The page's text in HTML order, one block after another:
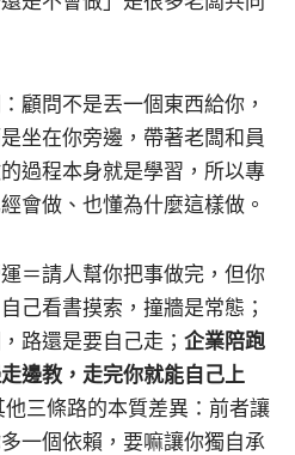
顧問不是丟一個東西給你，
坐在你旁邊，帶著老闆和員
過程本身就是學習，所以專
會做、也懂為什麼這樣做。
＝請人幫你把事做完，但你
己看書摸索，撞牆是常態；
路還是要自己走； 企業陪跑
邊教，走完你就能自己上
三條路的本質差異：前者讓
一個依賴，要嘛讓你獨自承